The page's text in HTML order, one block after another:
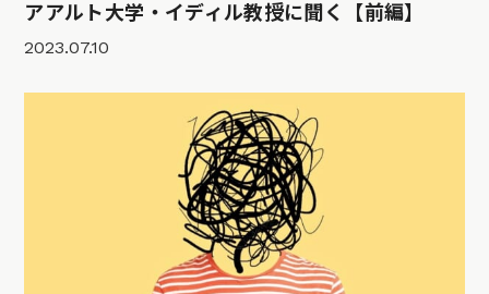
アアルト大学・イディル教授に聞く【前編】
2023.07.10